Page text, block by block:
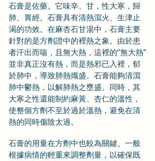
石膏是佐藥。它味辛、甘，性大寒，歸
肺、胃經。石膏具有清熱瀉火、生津止
渴的功效。在麻杏石甘湯中，石膏主要
針對的是方劑證中的裡熱之象。由於患
者汗出而喘，且無大熱，這裡的“無大熱”
並非真正沒有熱，而是熱邪已入裡，郁
於肺中，導致肺熱熾盛。石膏能夠清瀉
肺中鬱熱，以解肺熱之壅盛。同時，其
大寒之性還能制約麻黃、杏仁的溫性，
使整個方劑不至於過於溫熱，避免在清
熱的同時傷陰太過。
石膏的用量在方劑中也較為關鍵。一般
根據病情的輕重來調整劑量，以確保既